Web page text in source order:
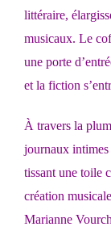
littéraire,
musicaux. Le
une porte
et la fiction
À travers la
journaux
tissant une toile
création
Marianne